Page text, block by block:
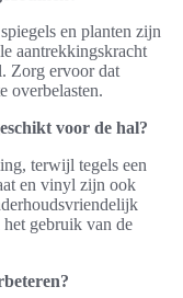
en planten zijn
aantrekkingskracht
Zorg ervoor dat
overbelasten.
voor de hal?
terwijl tegels een
en vinyl zijn ook
gebruik van de